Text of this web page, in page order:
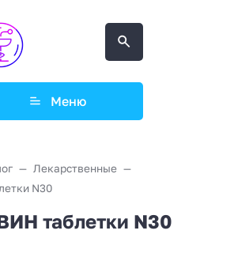
Меню
Лекарственные
N30
таблетки N30